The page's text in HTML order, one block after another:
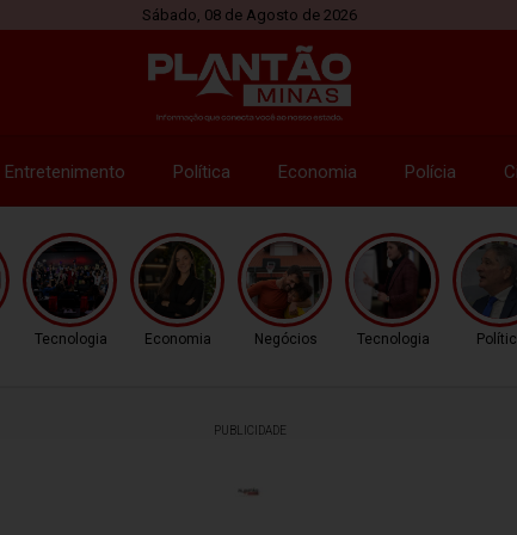
Sábado, 08 de Agosto de 2026
Entretenimento Política Economia Polícia
Tecnologia Economia Negócios Tecnologia
PUBLICIDADE